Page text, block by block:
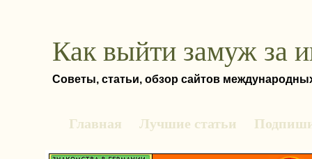
Как выйти замуж за
Советы, статьи, обзор сайтов
Главная Лучшие статьи